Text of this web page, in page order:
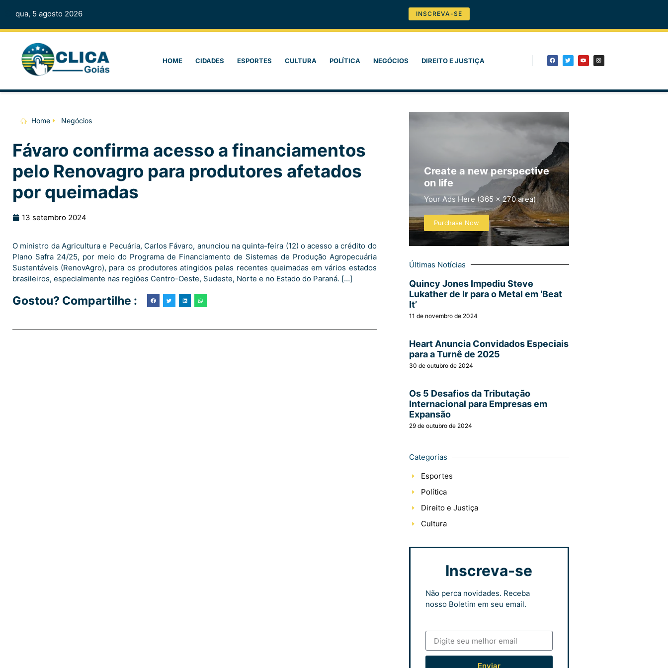
qua, 5 agosto 2026 INSCREVA-SE
HOME CIDADES ESPORTES CULTURA POLÍTICA NEGÓCIOS DIREITO E JUSTIÇA
Home Negócios
Fávaro confirma acesso a financiamentos
pelo Renovagro para produtores afetados
por queimadas
13 setembro 2024
O ministro da Agricultura e Pecuária, Carlos Fávaro, anunciou na quinta-feira (12) o acesso a crédito do
Plano Safra 24/25, por meio do Programa de Financiamento de Sistemas de Produção Agropecuária
Sustentáveis (RenovAgro), para os produtores atingidos pelas recentes queimadas em vários estados
brasileiros, especialmente nas regiões Centro-Oeste, Sudeste, Norte e no Estado do Paraná. […]
Gostou? Compartilhe :
Create a new perspective
on life
Your Ads Here (365 x 270 area)
Purchase Now
Últimas Notícias
Quincy Jones Impediu Steve
Lukather de Ir para o Metal em ‘Beat
It’
11 de novembro de 2024
Heart Anuncia Convidados Especiais
para a Turnê de 2025
30 de outubro de 2024
Os 5 Desafios da Tributação
Internacional para Empresas em
Expansão
29 de outubro de 2024
Categorias
Esportes
Política
Direito e Justiça
Cultura
Inscreva-se
Não perca novidades. Receba
nosso Boletim em seu email.
Enviar